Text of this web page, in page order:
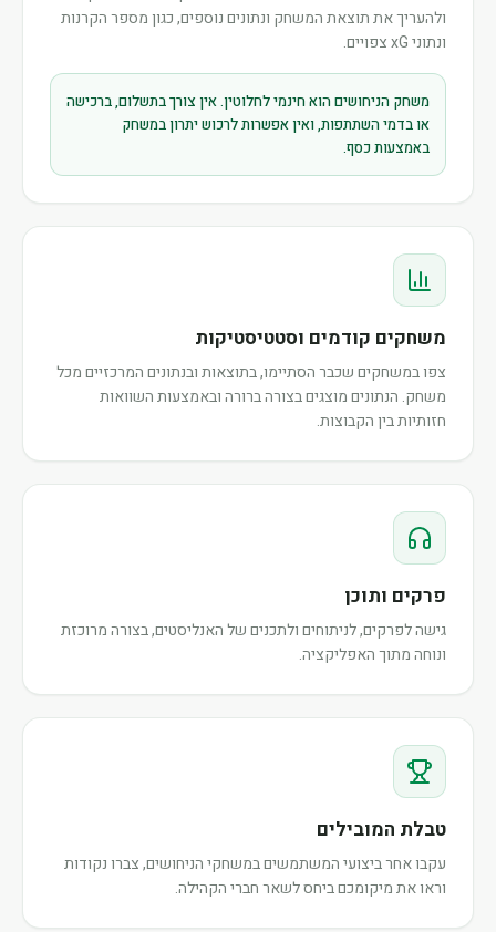
ולהעריך את תוצאת המשחק ונתונים נוספים, כגון מספר הקרנות
ונתוני xG צפויים.
משחק הניחושים הוא חינמי לחלוטין. אין צורך בתשלום, ברכישה
או בדמי השתתפות, ואין אפשרות לרכוש יתרון במשחק
באמצעות כסף.
משחקים קודמים וסטטיסטיקות
צפו במשחקים שכבר הסתיימו, בתוצאות ובנתונים המרכזיים מכל
משחק. הנתונים מוצגים בצורה ברורה ובאמצעות השוואות
חזותיות בין הקבוצות.
פרקים ותוכן
גישה לפרקים, לניתוחים ולתכנים של האנליסטים, בצורה מרוכזת
ונוחה מתוך האפליקציה.
טבלת המובילים
עקבו אחר ביצועי המשתמשים במשחקי הניחושים, צברו נקודות
וראו את מיקומכם ביחס לשאר חברי הקהילה.